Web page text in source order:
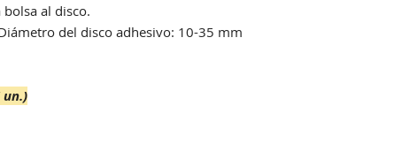
al disco.
del disco adhesivo: 10-35 mm